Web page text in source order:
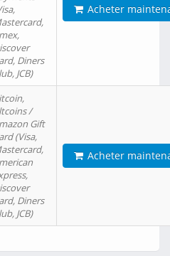
Diners
JCB)
Acheter
/
Gift
(Visa,
Diners
JCB)
Acheter